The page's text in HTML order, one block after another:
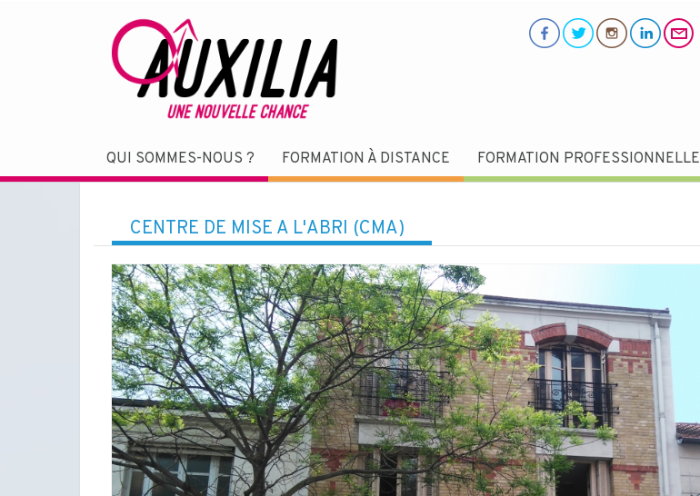
QUI SOMMES-NOUS ? FORMATION À DISTANCE FORMATION PROFESSIONNELLE
CENTRE DE MISE À L'ABRI (CMA)